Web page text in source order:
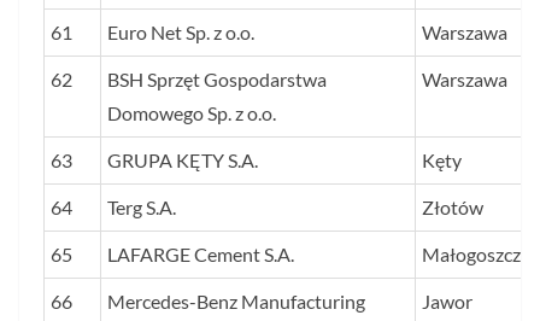
61 Euro Net Sp. z o.o. Warszawa
62
BSH Sprzęt Gospodarstwa
Domowego Sp. z o.o.
Warszawa
63 GRUPA KĘTY S.A. Kęty
64 Terg S.A. Złotów
65 LAFARGE Cement S.A. Małogoszcz
66
Mercedes-Benz Manufacturing
Jawor